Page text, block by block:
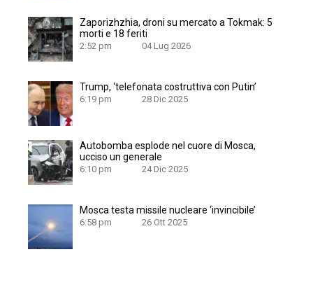
Zaporizhzhia, droni su mercato a Tokmak: 5
morti e 18 feriti
2:52 pm 04 Lug 2026
Trump, ‘telefonata costruttiva con Putin’
6:19 pm 28 Dic 2025
Autobomba esplode nel cuore di Mosca,
ucciso un generale
6:10 pm 24 Dic 2025
Mosca testa missile nucleare ‘invincibile’
6:58 pm 26 Ott 2025